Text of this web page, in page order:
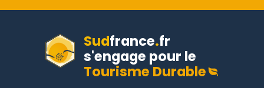
Sudfrance.fr
s'engage pour le
Tourisme Durable